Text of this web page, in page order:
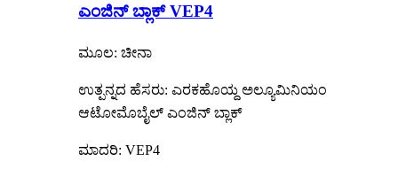
ಎಂಜಿನ್ ಬ್ಲಾಕ್ VEP4
ಮೂಲ: ಚೀನಾ
ಉತ್ಪನ್ನದ ಹೆಸರು: ಎರಕಹೊಯ್ದ ಅಲ್ಯೂಮಿನಿಯಂ
ಆಟೋಮೊಬೈಲ್ ಎಂಜಿನ್ ಬ್ಲಾಕ್
ಮಾದರಿ: VEP4